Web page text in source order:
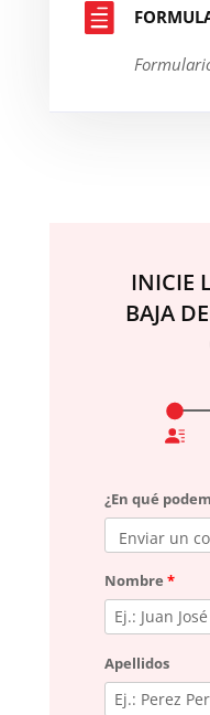

INICIE
BAJA
¿En qué
Nombre *
Apellidos